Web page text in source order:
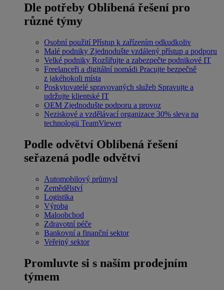
Dle potřeby Oblíbená řešení pro
různé týmy
Osobní použití Přístup k zařízením odkudkoliv
Malé podniky Zjednodušte vzdálený přístup a podporu
Velké podniky Rozšiřujte a zabezpečte podnikové IT
Freelanceři a digitální nomádi Pracujte bezpečně
z jakéhokoli místa
Poskytovatelé spravovaných služeb Spravujte a
udržujte klientské IT
OEM Zjednodušte podporu a provoz
Neziskové a vzdělávací organizace 30% sleva na
technologii TeamViewer
Podle odvětví Oblíbená řešení
seřazená podle odvětví
Automobilový průmysl
Zemědělství
Logistika
Výroba
Maloobchod
Zdravotní péče
Bankovní a finanční sektor
Veřejný sektor
Promluvte si s naším prodejním
týmem